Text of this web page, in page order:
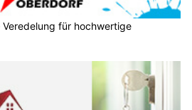
für hochwertige